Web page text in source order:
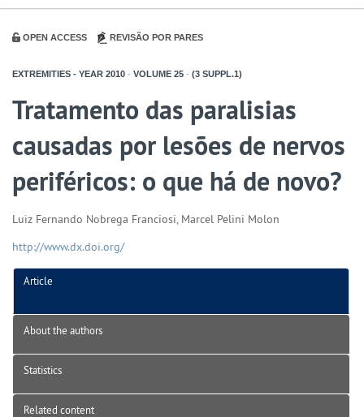
OPEN ACCESS REVISÃO POR PARES
EXTREMITIES - YEAR 2010 - VOLUME 25 - (3 SUPPL.1)
Tratamento das paralisias
causadas por lesões de nervos
periféricos: o que há de novo?
Luiz Fernando Nobrega Franciosi, Marcel Pelini Molon
http://www.dx.doi.org/
Article
About the authors
Statistics
Related content